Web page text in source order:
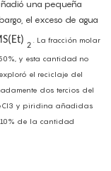
una pequeña
el exceso de agua
2
. La fracción molar
y esta cantidad no
el reciclaje del
dos tercios del
y piridina añadidas
de la cantidad